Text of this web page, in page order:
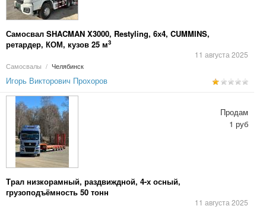
Самосвал SHACMAN X3000, Restyling, 6х4, CUMMINS,
ретардер, КОМ, кузов 25 м3
11 августа 2025
Самосвалы / Челябинск
Игорь Викторович Прохоров
Трал низкорамный, раздвиждной, 4-х осный,
грузоподъёмность 50 тонн
11 августа 2025
Продам
1 руб